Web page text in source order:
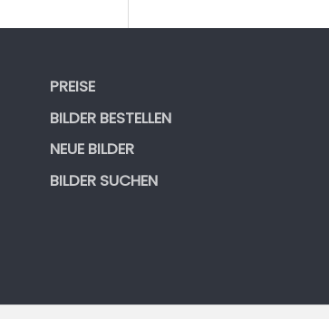
PREISE
BILDER BESTELLEN
NEUE BILDER
BILDER SUCHEN